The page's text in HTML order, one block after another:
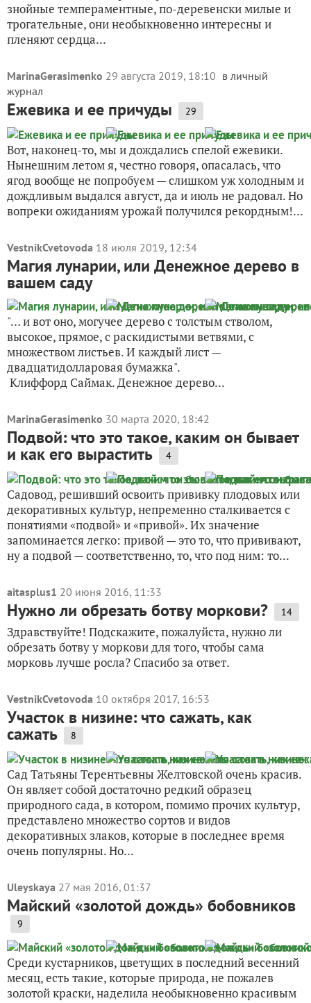
знойные темпераментные, по-деревенски милые и
трогательные, они необыкновенно интересны и
пленяют сердца...
MarinaGerasimenko 29 августа 2019, 18:10 в личный
журнал
Ежевика и ее причуды 29
Вот, наконец-то, мы и дождались спелой ежевики.
Нынешним летом я, честно говоря, опасалась, что
ягод вообще не попробуем — слишком уж холодным и
дождливым выдался август, да и июль не радовал. Но
вопреки ожиданиям урожай получился рекордным!...
VestnikCvetovoda 18 июля 2019, 12:34
Магия лунарии, или Денежное дерево в
вашем саду
"… и вот оно, могучее дерево с толстым стволом,
высокое, прямое, с раскидистыми ветвями, с
множеством листьев. И каждый лист —
двадцатидолларовая бумажка".
Клиффорд Саймак. Денежное дерево...
MarinaGerasimenko 30 марта 2020, 18:42
Подвой: что это такое, каким он бывает
и как его вырастить 4
Садовод, решивший освоить прививку плодовых или
декоративных культур, непременно сталкивается с
понятиями «подвой» и «привой». Их значение
запоминается легко: привой — это то, что прививают,
ну а подвой — соответственно, то, что под ним: то...
aitasplus1 20 июня 2016, 11:33
Нужно ли обрезать ботву моркови? 14
Здравствуйте! Подскажите, пожалуйста, нужно ли
обрезать ботву у моркови для того, чтобы сама
морковь лучше росла? Спасибо за ответ.
VestnikCvetovoda 10 октября 2017, 16:53
Участок в низине: что сажать, как
сажать 8
Сад Татьяны Терентьевны Желтовской очень красив.
Он являет собой достаточно редкий образец
природного сада, в котором, помимо прочих культур,
представлено множество сортов и видов
декоративных злаков, которые в последнее время
очень популярны. Но...
Uleyskaya 27 мая 2016, 01:37
Майский «золотой дождь» бобовников
9
Среди кустарников, цветущих в последний весенний
месяц, есть такие, которые природа, не пожалев
золотой краски, наделила необыкновенно красивым